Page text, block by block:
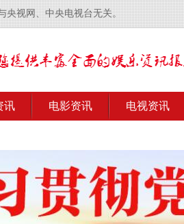
央视网、中央电视台无关。
讯 电影资讯 电视资讯